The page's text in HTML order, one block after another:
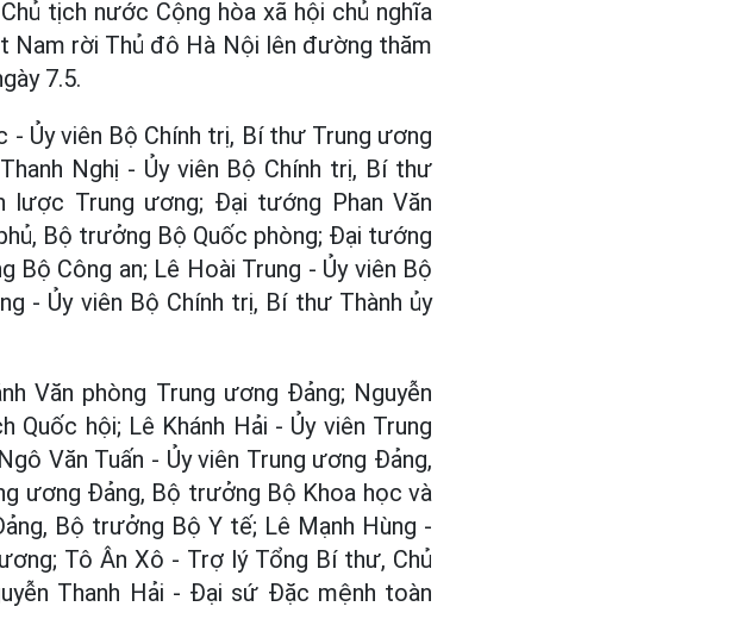
tịch nước Cộng hòa xã hội chủ nghĩa
Nam rời Thủ đô Hà Nội lên đường thăm
7.5.
Ủy viên Bộ Chính trị, Bí thư Trung ương
Nghị - Ủy viên Bộ Chính trị, Bí thư
lược Trung ương; Đại tướng Phan Văn
Bộ trưởng Bộ Quốc phòng; Đại tướng
Bộ Công an; Lê Hoài Trung - Ủy viên Bộ
- Ủy viên Bộ Chính trị, Bí thư Thành ủy
Văn phòng Trung ương Đảng; Nguyễn
Quốc hội; Lê Khánh Hải - Ủy viên Trung
Văn Tuấn - Ủy viên Trung ương Đảng,
ương Đảng, Bộ trưởng Bộ Khoa học và
Bộ trưởng Bộ Y tế; Lê Mạnh Hùng -
Tô Ân Xô - Trợ lý Tổng Bí thư, Chủ
Thanh Hải - Đại sứ Đặc mệnh toàn